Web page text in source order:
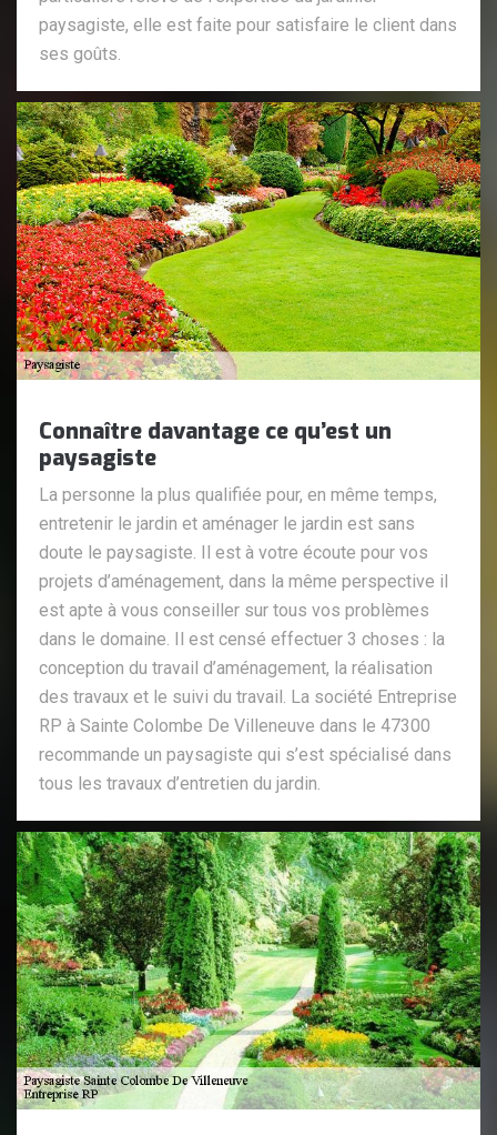
paysagiste, elle est faite pour satisfaire le client dans
ses goûts.
Connaître davantage ce qu’est un
paysagiste
La personne la plus qualifiée pour, en même temps,
entretenir le jardin et aménager le jardin est sans
doute le paysagiste. Il est à votre écoute pour vos
projets d’aménagement, dans la même perspective il
est apte à vous conseiller sur tous vos problèmes
dans le domaine. Il est censé effectuer 3 choses : la
conception du travail d’aménagement, la réalisation
des travaux et le suivi du travail. La société Entreprise
RP à Sainte Colombe De Villeneuve dans le 47300
recommande un paysagiste qui s’est spécialisé dans
tous les travaux d’entretien du jardin.